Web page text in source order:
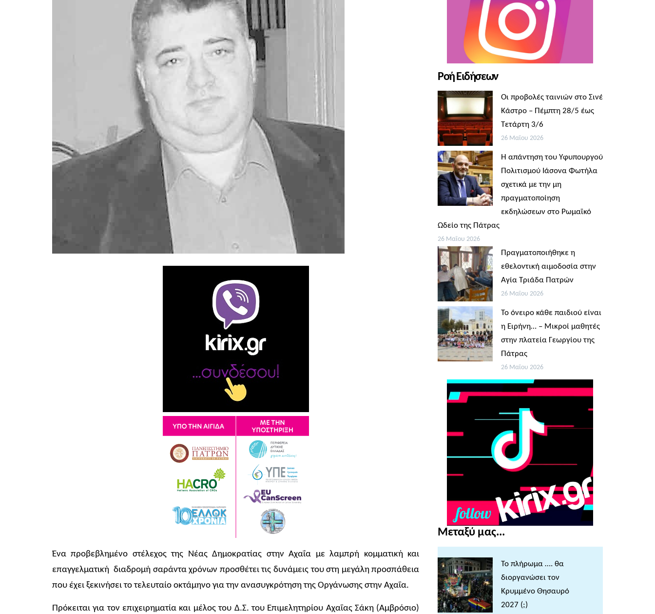
Ένα προβεβλημένο στέλεχος της Νέας Δημοκρατίας στην Αχαΐα με λαμπρή κομματική και
επαγγελματική διαδρομή σαράντα χρόνων προσθέτει τις δυνάμεις του στη μεγάλη προσπάθεια
που έχει ξεκινήσει το τελευταίο οκτάμηνο για την ανασυγκρότηση της Οργάνωσης στην Αχαΐα.
Πρόκειται για τον επιχειρηματία και μέλος του Δ.Σ. του Επιμελητηρίου Αχαΐας Σάκη (Αμβρόσιο)
Ροή Ειδήσεων
Οι προβολές ταινιών στο Σινέ
Κάστρο – Πέμπτη 28/5 έως
Τετάρτη 3/6
26 Μαΐου 2026
Η απάντηση του Υφυπουργού
Πολιτισμού Ιάσονα Φωτήλα
σχετικά με την μη
πραγματοποίηση
εκδηλώσεων στο Ρωμαϊκό
Ωδείο της Πάτρας
26 Μαΐου 2026
Πραγματοποιήθηκε η
εθελοντική αιμοδοσία στην
Αγία Τριάδα Πατρών
26 Μαΐου 2026
Το όνειρο κάθε παιδιού είναι
η Ειρήνη… – Μικροί μαθητές
στην πλατεία Γεωργίου της
Πάτρας
26 Μαΐου 2026
Μεταξύ μας...
Το πλήρωμα …. θα
διοργανώσει τον
Κρυμμένο Θησαυρό
2027 (;)